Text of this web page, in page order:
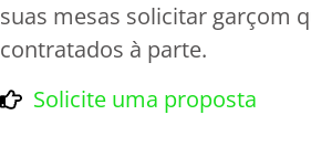
suas mesas solicitar garçom
contratados à parte.
Solicite uma proposta